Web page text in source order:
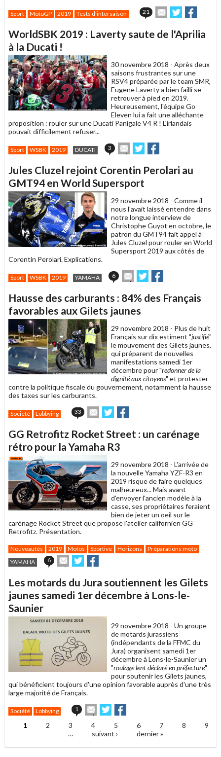
Sport MotoGP 2019 Tests d'intersaison 21
Envoyer
cet
à
Partager
sur sur
WorldSBK 2019 : Laverty saute de l'Aprilia
à la Ducati !
30 novembre 2018 - Après deux
saisons frustrantes sur une
RSV4 préparée par le team SMR,
Eugene Laverty a bien failli se
retrouver à pied en 2019.
Heureusement, l'équipe Go
Eleven lui a fait une alléchante
proposition : rouler sur une Ducati Panigale V4 R ! L'irlandais
pouvait difficilement refuser...
Sport WSBK 2019 DUCATI 3
Envoyer
cet
à
un
ami
Partager
sur sur
Jules Cluzel rejoint Corentin Perolari au
GMT94 en World Supersport
29 novembre 2018 - Comme il
nous l'avait laissé entendre dans
notre longue interview de
Christophe Guyot en octobre, le
patron du GMT94 fait appel à
Jules Cluzel pour rouler en World
Supersport 2019 aux côtés de
Corentin Perolari. Explications.
Sport WSBK 2019 YAMAHA 6
Envoyer
cet
à
un
ami
Partager
sur sur
Hausse des carburants : 84% des Français
favorables aux Gilets jaunes
29 novembre 2018 - Plus de huit
Français sur dix estiment "justifié"
le mouvement des Gilets jaunes,
qui préparent de nouvelles
manifestations samedi 1er
décembre pour "redonner de la
dignité aux citoyens" et protester
contre la politique fiscale du gouvernement, notamment la hausse
des taxes sur les carburants.
Société Lobbying 33
Envoyer
cet
à
un
ami
Partager
sur sur
GG Retrofitz Rocket Street : un carénage
rétro pour la Yamaha R3
29 novembre 2018 - L'arrivée de
la nouvelle Yamaha YZF-R3 en
2019 risque de faire quelques
malheureux... Mais avant
d'envoyer l'ancien modèle à la
casse, ses propriétaires feraient
bien de jeter un oeil sur le
carénage Rocket Street que propose l'atelier californien GG
Retrofitz. Présentation.
Nouveautés 2019 Motos Sportive Horizons
Préparations moto
YAMAHA
6
Envoyer
cet
à
un
ami
Partager
sur sur
Les motards du Jura soutiennent les Gilets
jaunes samedi 1er décembre à Lons-le-
Saunier
29 novembre 2018 - Un groupe
de motards jurassiens
(indépendants de la FFMC du
Jura) organisent samedi 1er
décembre à Lons-le-Saunier un
"roulage lent déclaré en préfecture"
pour soutenir les Gilets jaunes,
qui bénéficient toujours d'une opinion favorable auprès d'une très
large majorité de Français.
Société Lobbying 1
Envoyer
cet
article
ami
Partager
sur
Twitter
sur
Facebook
Pages
1 2 3 4 5 6 7 8
9
…
suivant › dernier »